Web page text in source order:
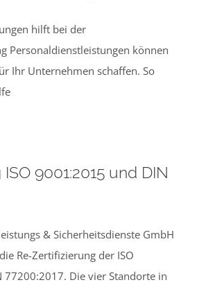
hilft bei der
Personaldienstleistungen können
Ihr Unternehmen schaffen. So
9001:2015 und DIN
& Sicherheitsdienste GmbH
Re-Zertifizierung der ISO
Die vier Standorte in